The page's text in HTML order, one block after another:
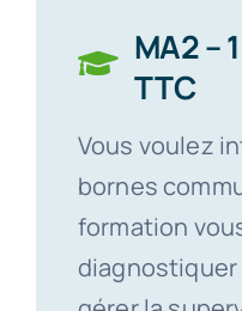
MA2 –
TTC
Vous voulez
bornes
formation
diagnostiquer